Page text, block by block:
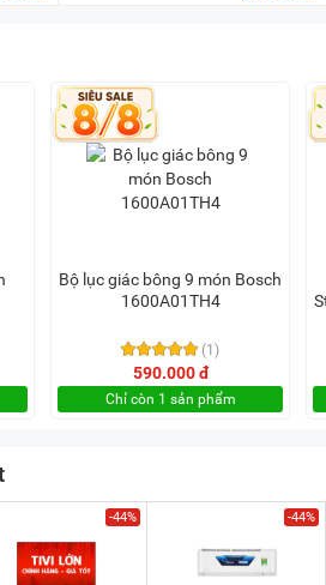
Bộ lục giác bông 9 món Bosch
1600A01TH4
(1)
590.000 đ
Chỉ còn 1 sản phẩm
-44% -44%